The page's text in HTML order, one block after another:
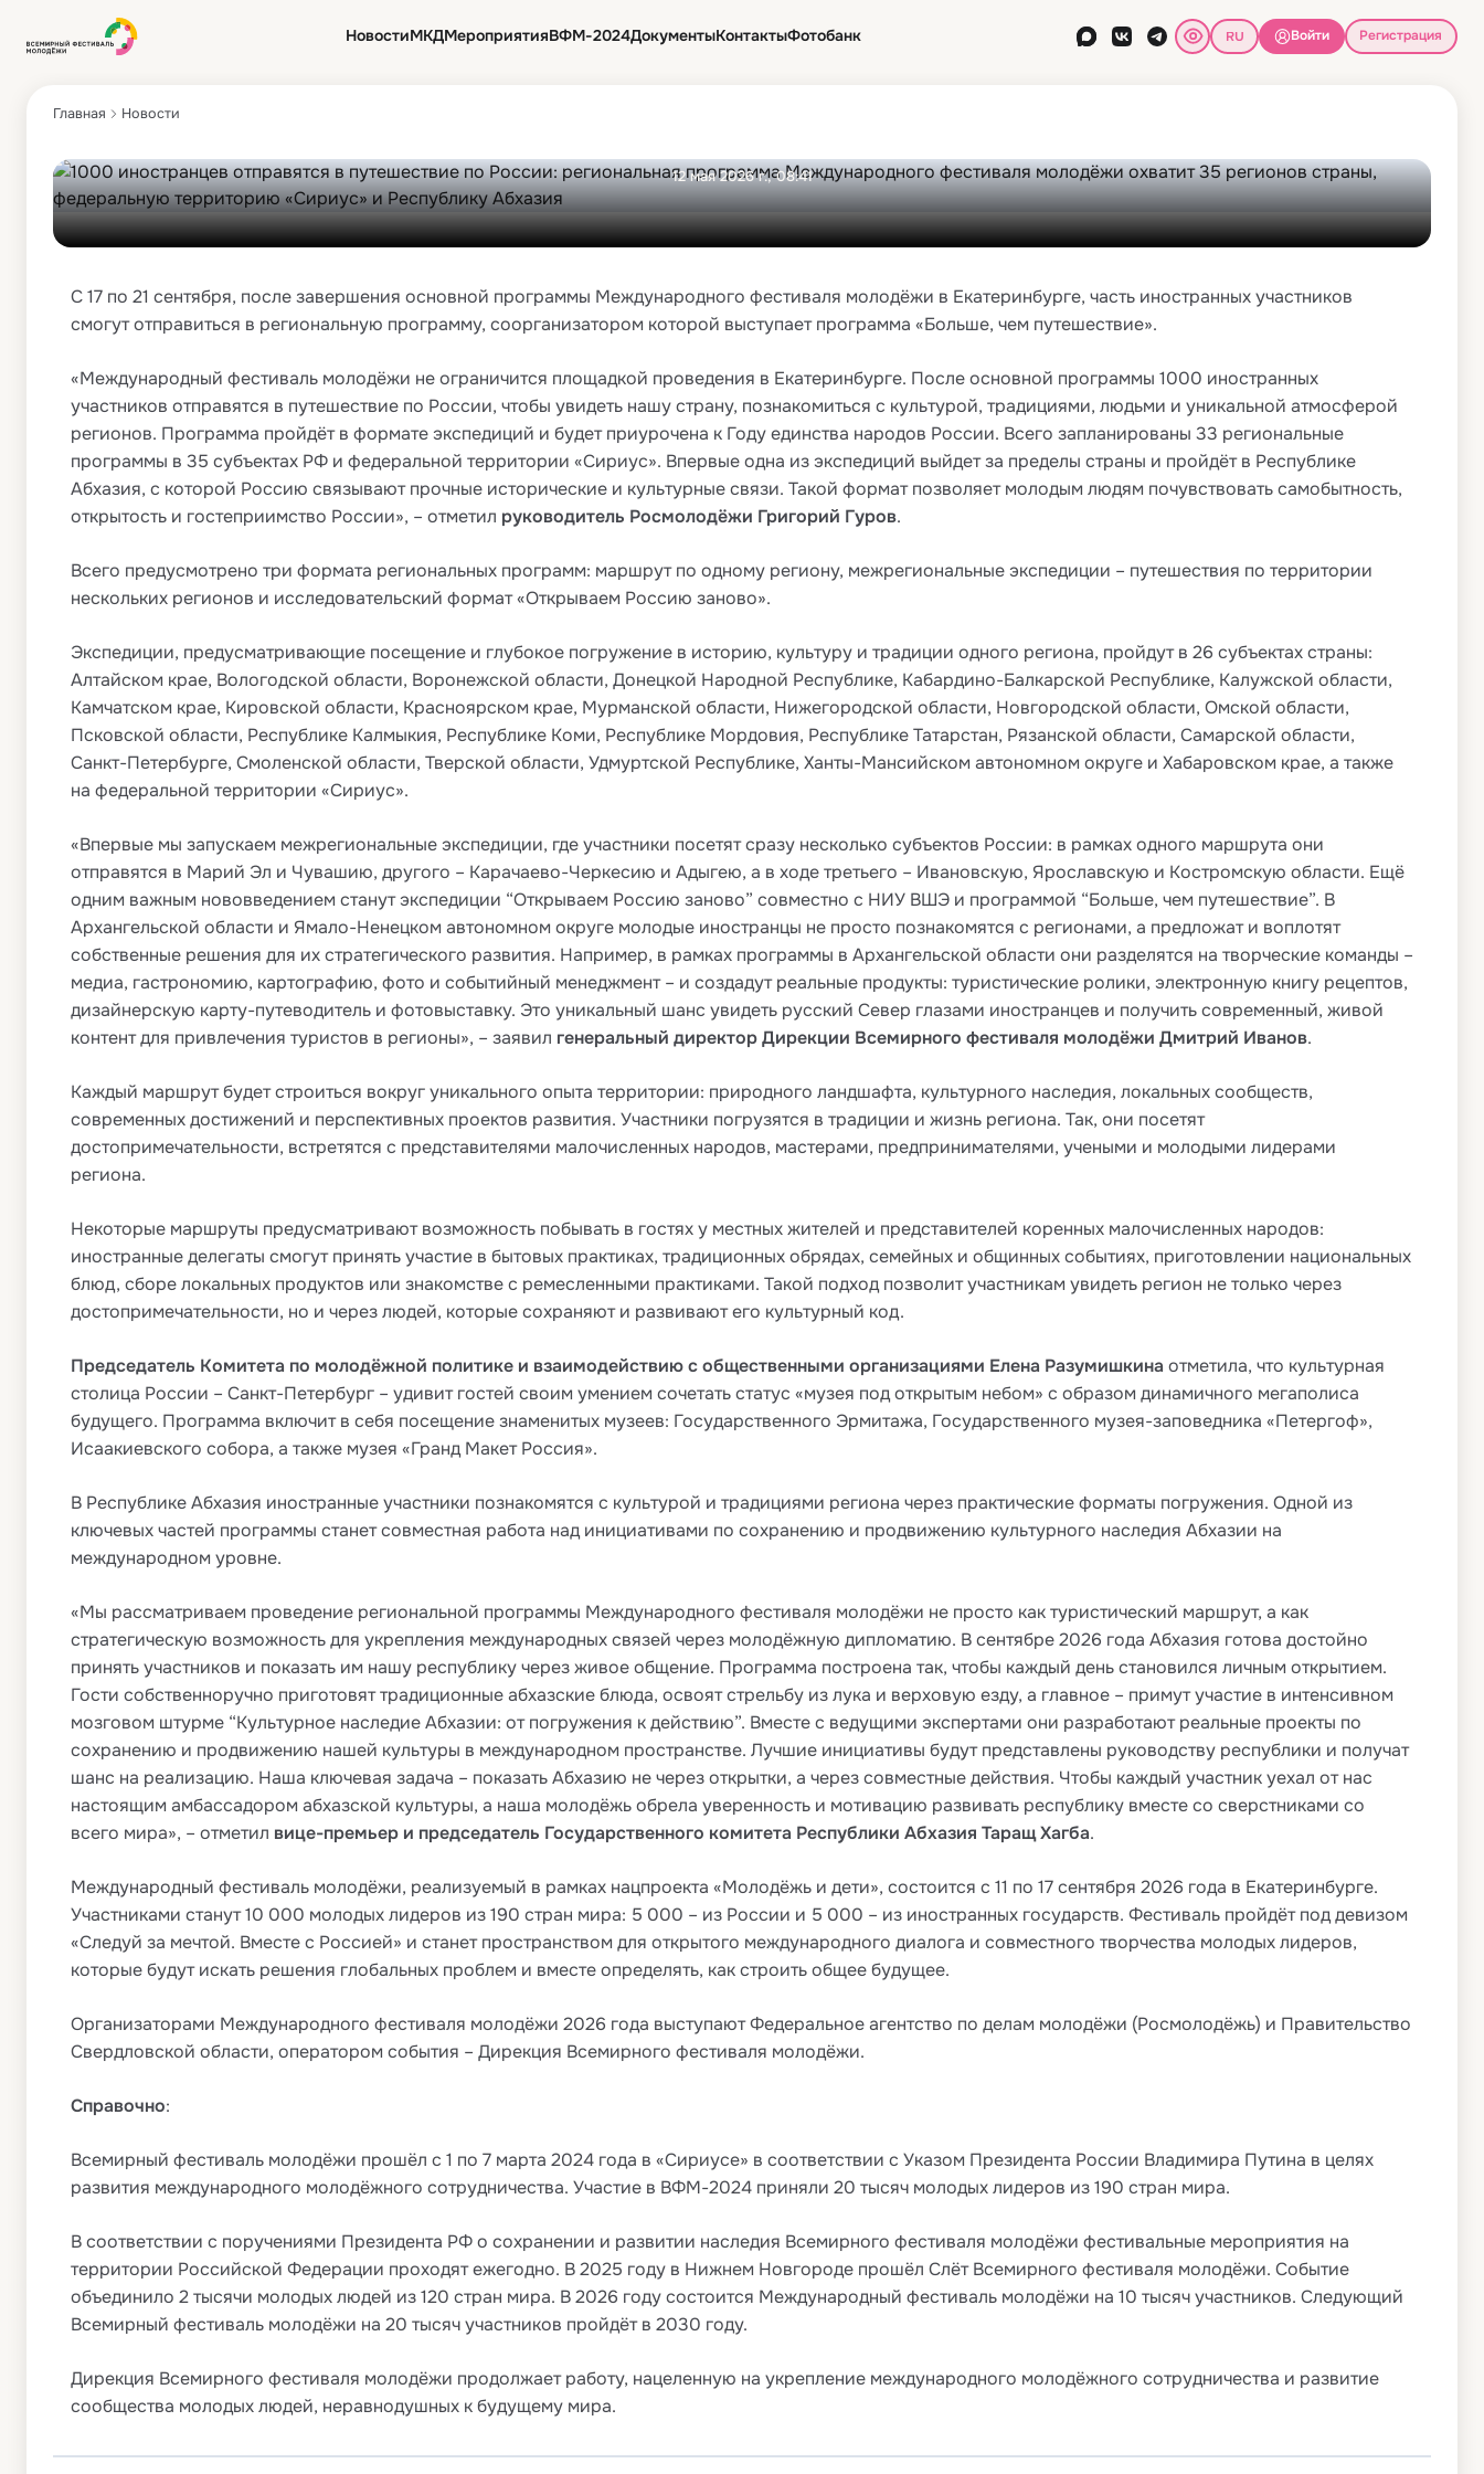
НовостиМКДМероприятияВФМ-2024ДокументыКонтактыФотобанк Войти Регистрация
Главная Новости
региональная программа Международного фестиваля молодёжи
охватит 35 регионов страны, федеральную территорию «Сириус»
12 мая 2026 г., 08:41
С 17 по 21 сентября, после завершения основной программы Международного фестиваля молодёжи в Екатеринбурге, часть иностранных участников
смогут отправиться в региональную программу, соорганизатором которой выступает программа «Больше, чем путешествие».
«Международный фестиваль молодёжи не ограничится площадкой проведения в Екатеринбурге. После основной программы 1000 иностранных
участников отправятся в путешествие по России, чтобы увидеть нашу страну, познакомиться с культурой, традициями, людьми и уникальной атмосферой
регионов. Программа пройдёт в формате экспедиций и будет приурочена к Году единства народов России. Всего запланированы 33 региональные
программы в 35 субъектах РФ и федеральной территории «Сириус». Впервые одна из экспедиций выйдет за пределы страны и пройдёт в Республике
Абхазия, с которой Россию связывают прочные исторические и культурные связи. Такой формат позволяет молодым людям почувствовать самобытность,
открытость и гостеприимство России», – отметил руководитель Росмолодёжи Григорий Гуров.
Всего предусмотрено три формата региональных программ: маршрут по одному региону, межрегиональные экспедиции – путешествия по территории
нескольких регионов и исследовательский формат «Открываем Россию заново».
Экспедиции, предусматривающие посещение и глубокое погружение в историю, культуру и традиции одного региона, пройдут в 26 субъектах страны:
Алтайском крае, Вологодской области, Воронежской области, Донецкой Народной Республике, Кабардино-Балкарской Республике, Калужской области,
Камчатском крае, Кировской области, Красноярском крае, Мурманской области, Нижегородской области, Новгородской области, Омской области,
Псковской области, Республике Калмыкия, Республике Коми, Республике Мордовия, Республике Татарстан, Рязанской области, Самарской области,
Санкт-Петербурге, Смоленской области, Тверской области, Удмуртской Республике, Ханты-Мансийском автономном округе и Хабаровском крае, а также
на федеральной территории «Сириус».
«Впервые мы запускаем межрегиональные экспедиции, где участники посетят сразу несколько субъектов России: в рамках одного маршрута они
отправятся в Марий Эл и Чувашию, другого – Карачаево-Черкесию и Адыгею, а в ходе третьего – Ивановскую, Ярославскую и Костромскую области. Ещё
одним важным нововведением станут экспедиции “Открываем Россию заново” совместно с НИУ ВШЭ и программой “Больше, чем путешествие”. В
Архангельской области и Ямало-Ненецком автономном округе молодые иностранцы не просто познакомятся с регионами, а предложат и воплотят
собственные решения для их стратегического развития. Например, в рамках программы в Архангельской области они разделятся на творческие команды –
медиа, гастрономию, картографию, фото и событийный менеджмент – и создадут реальные продукты: туристические ролики, электронную книгу рецептов,
дизайнерскую карту-путеводитель и фотовыставку. Это уникальный шанс увидеть русский Север глазами иностранцев и получить современный, живой
контент для привлечения туристов в регионы», – заявил генеральный директор Дирекции Всемирного фестиваля молодёжи Дмитрий Иванов.
Каждый маршрут будет строиться вокруг уникального опыта территории: природного ландшафта, культурного наследия, локальных сообществ,
современных достижений и перспективных проектов развития. Участники погрузятся в традиции и жизнь региона. Так, они посетят
достопримечательности, встретятся с представителями малочисленных народов, мастерами, предпринимателями, учеными и молодыми лидерами
региона.
Некоторые маршруты предусматривают возможность побывать в гостях у местных жителей и представителей коренных малочисленных народов:
иностранные делегаты смогут принять участие в бытовых практиках, традиционных обрядах, семейных и общинных событиях, приготовлении национальных
блюд, сборе локальных продуктов или знакомстве с ремесленными практиками. Такой подход позволит участникам увидеть регион не только через
достопримечательности, но и через людей, которые сохраняют и развивают его культурный код.
Председатель Комитета по молодёжной политике и взаимодействию с общественными организациями Елена Разумишкина отметила, что культурная
столица России – Санкт-Петербург – удивит гостей своим умением сочетать статус «музея под открытым небом» с образом динамичного мегаполиса
будущего. Программа включит в себя посещение знаменитых музеев: Государственного Эрмитажа, Государственного музея-заповедника «Петергоф»,
Исаакиевского собора, а также музея «Гранд Макет Россия».
В Республике Абхазия иностранные участники познакомятся с культурой и традициями региона через практические форматы погружения. Одной из
ключевых частей программы станет совместная работа над инициативами по сохранению и продвижению культурного наследия Абхазии на
международном уровне.
«Мы рассматриваем проведение региональной программы Международного фестиваля молодёжи не просто как туристический маршрут, а как
стратегическую возможность для укрепления международных связей через молодёжную дипломатию. В сентябре 2026 года Абхазия готова достойно
принять участников и показать им нашу республику через живое общение. Программа построена так, чтобы каждый день становился личным открытием.
Гости собственноручно приготовят традиционные абхазские блюда, освоят стрельбу из лука и верховую езду, а главное – примут участие в интенсивном
мозговом штурме “Культурное наследие Абхазии: от погружения к действию”. Вместе с ведущими экспертами они разработают реальные проекты по
сохранению и продвижению нашей культуры в международном пространстве. Лучшие инициативы будут представлены руководству республики и получат
шанс на реализацию. Наша ключевая задача – показать Абхазию не через открытки, а через совместные действия. Чтобы каждый участник уехал от нас
настоящим амбассадором абхазской культуры, а наша молодёжь обрела уверенность и мотивацию развивать республику вместе со сверстниками со
всего мира», – отметил вице-премьер и председатель Государственного комитета Республики Абхазия Таращ Хагба.
Международный фестиваль молодёжи, реализуемый в рамках нацпроекта «Молодёжь и дети», состоится с 11 по 17 сентября 2026 года в Екатеринбурге.
Участниками станут 10 000 молодых лидеров из 190 стран мира: 5 000 – из России и 5 000 – из иностранных государств. Фестиваль пройдёт под девизом
«Следуй за мечтой. Вместе с Россией» и станет пространством для открытого международного диалога и совместного творчества молодых лидеров,
которые будут искать решения глобальных проблем и вместе определять, как строить общее будущее.
Организаторами Международного фестиваля молодёжи 2026 года выступают Федеральное агентство по делам молодёжи (Росмолодёжь) и Правительство
Свердловской области, оператором события – Дирекция Всемирного фестиваля молодёжи.
Справочно:
Всемирный фестиваль молодёжи прошёл с 1 по 7 марта 2024 года в «Сириусе» в соответствии с Указом Президента России Владимира Путина в целях
развития международного молодёжного сотрудничества. Участие в ВФМ-2024 приняли 20 тысяч молодых лидеров из 190 стран мира.
В соответствии с поручениями Президента РФ о сохранении и развитии наследия Всемирного фестиваля молодёжи фестивальные мероприятия на
территории Российской Федерации проходят ежегодно. В 2025 году в Нижнем Новгороде прошёл Слёт Всемирного фестиваля молодёжи. Событие
объединило 2 тысячи молодых людей из 120 стран мира. В 2026 году состоится Международный фестиваль молодёжи на 10 тысяч участников. Следующий
Всемирный фестиваль молодёжи на 20 тысяч участников пройдёт в 2030 году.
Дирекция Всемирного фестиваля молодёжи продолжает работу, нацеленную на укрепление международного молодёжного сотрудничества и развитие
сообщества молодых людей, неравнодушных к будущему мира.